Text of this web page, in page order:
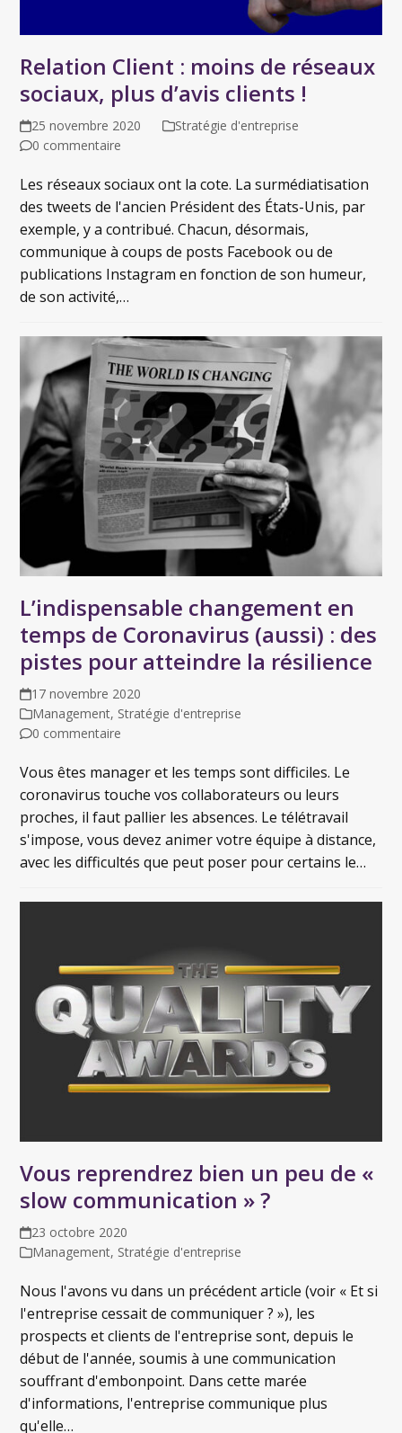
Relation Client : moins de réseaux
sociaux, plus d’avis clients !
25 novembre 2020
Stratégie d'entreprise
0 commentaire
Les réseaux sociaux ont la cote. La surmédiatisation
des tweets de l'ancien Président des États-Unis, par
exemple, y a contribué. Chacun, désormais,
communique à coups de posts Facebook ou de
publications Instagram en fonction de son humeur,
de son activité,…
L’indispensable changement en
temps de Coronavirus (aussi) : des
pistes pour atteindre la résilience
17 novembre 2020
Management, Stratégie d'entreprise
0 commentaire
Vous êtes manager et les temps sont difficiles. Le
coronavirus touche vos collaborateurs ou leurs
proches, il faut pallier les absences. Le télétravail
s'impose, vous devez animer votre équipe à distance,
avec les difficultés que peut poser pour certains le…
Vous reprendrez bien un peu de «
slow communication » ?
23 octobre 2020
Management, Stratégie d'entreprise
Nous l'avons vu dans un précédent article (voir « Et si
l'entreprise cessait de communiquer ? »), les
prospects et clients de l'entreprise sont, depuis le
début de l'année, soumis à une communication
souffrant d'embonpoint. Dans cette marée
d'informations, l'entreprise communique plus
qu'elle…